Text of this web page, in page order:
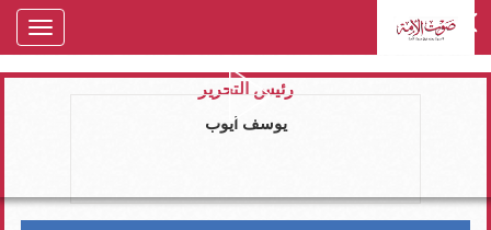
رئيس التحرير
يوسف ايوب